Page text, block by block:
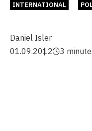
INTERNATIONAL
Daniel Isler
01.09.2012
3